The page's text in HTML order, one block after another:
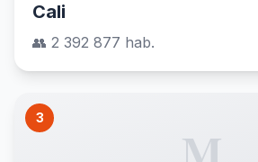
Cali
👥 2 392 877 hab.
3